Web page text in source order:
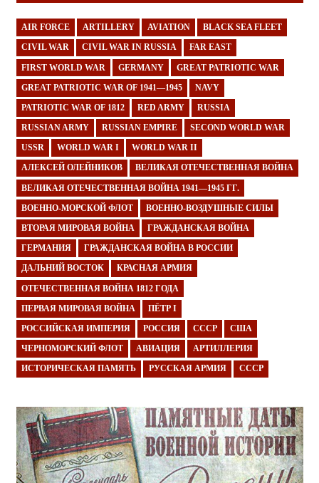
AIR FORCE ARTILLERY AVIATION BLACK SEA FLEET
CIVIL WAR CIVIL WAR IN RUSSIA FAR EAST
FIRST WORLD WAR GERMANY GREAT PATRIOTIC WAR
GREAT PATRIOTIC WAR OF 1941—1945 NAVY
PATRIOTIC WAR OF 1812 RED ARMY RUSSIA
RUSSIAN ARMY RUSSIAN EMPIRE SECOND WORLD WAR
USSR WORLD WAR I WORLD WAR II
АЛЕКСЕЙ ОЛЕЙНИКОВ ВЕЛИКАЯ ОТЕЧЕСТВЕННАЯ ВОЙНА
ВЕЛИКАЯ ОТЕЧЕСТВЕННАЯ ВОЙНА 1941—1945 ГГ.
ВОЕННО-МОРСКОЙ ФЛОТ ВОЕННО-ВОЗДУШНЫЕ СИЛЫ
ВТОРАЯ МИРОВАЯ ВОЙНА ГРАЖДАНСКАЯ ВОЙНА
ГЕРМАНИЯ ГРАЖДАНСКАЯ ВОЙНА В РОССИИ
ДАЛЬНИЙ ВОСТОК КРАСНАЯ АРМИЯ
ОТЕЧЕСТВЕННАЯ ВОЙНА 1812 ГОДА
ПЕРВАЯ МИРОВАЯ ВОЙНА ПЁТР I
РОССИЙСКАЯ ИМПЕРИЯ РОССИЯ СССР США
ЧЕРНОМОРСКИЙ ФЛОТ АВИАЦИЯ АРТИЛЛЕРИЯ
ИСТОРИЧЕСКАЯ ПАМЯТЬ РУССКАЯ АРМИЯ СССР